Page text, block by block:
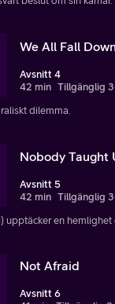
We All Fall Down
Avsnitt 4
42 min Tillgänglig
dilemma.
Nobody Taught
Avsnitt 5
42 min Tillgänglig
upptäcker en hemlighet
Not Afraid
Avsnitt 6